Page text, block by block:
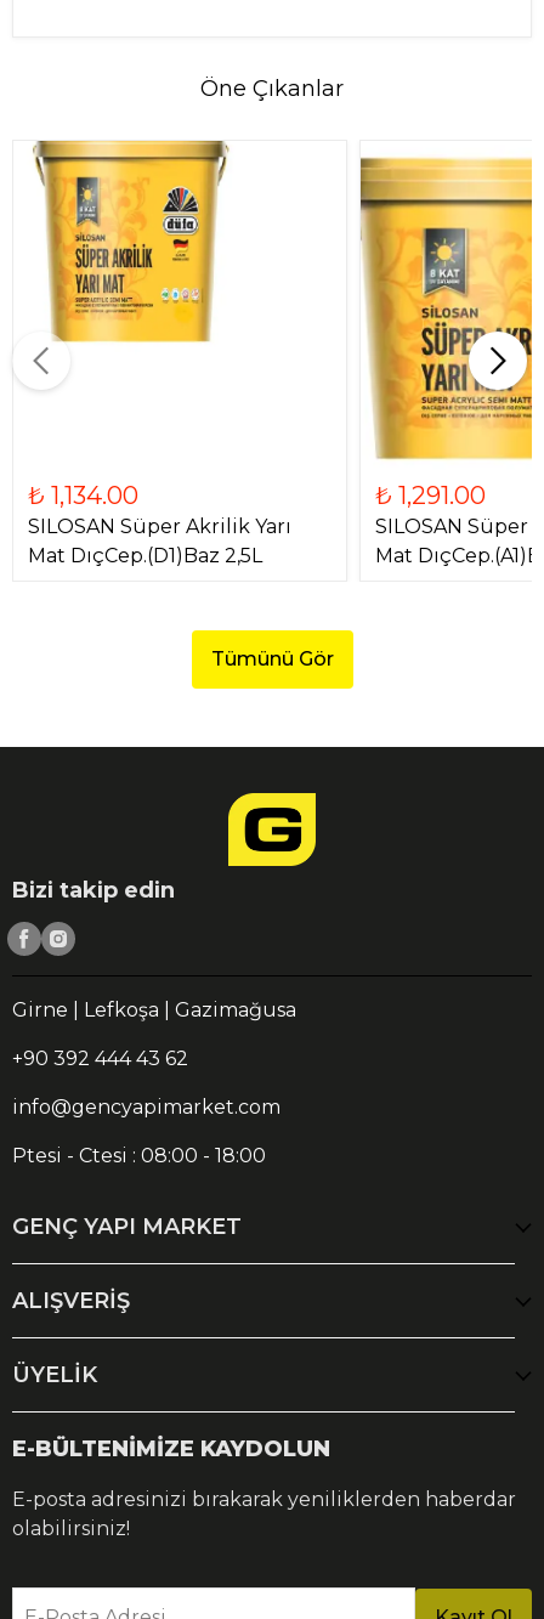
Öne Çıkanlar
₺ 1,134.00
SILOSAN Süper Akrilik Yarı
Mat DıçCep.(D1)Baz 2,5L
₺ 1,291.00
SILOSAN Süper
Mat
Tümünü Gör
Bizi takip edin
Girne | Lefkoşa | Gazimağusa
+90 392 444 43 62
info@gencyapimarket.com
Ptesi - Ctesi : 08:00 - 18:00
GENÇ YAPI MARKET
ALIŞVERİŞ
ÜYELİK
E-BÜLTENİMİZE KAYDOLUN
E-posta adresinizi bırakarak yeniliklerden haberdar
olabilirsiniz!